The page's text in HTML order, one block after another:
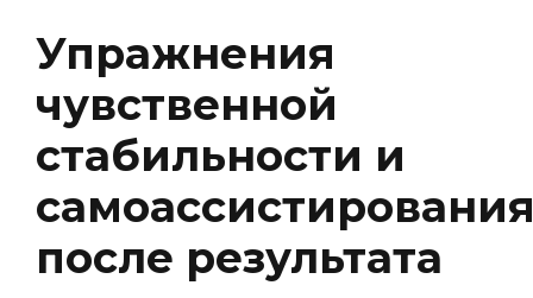
Упражнения
чувственной
стабильности и
после результата